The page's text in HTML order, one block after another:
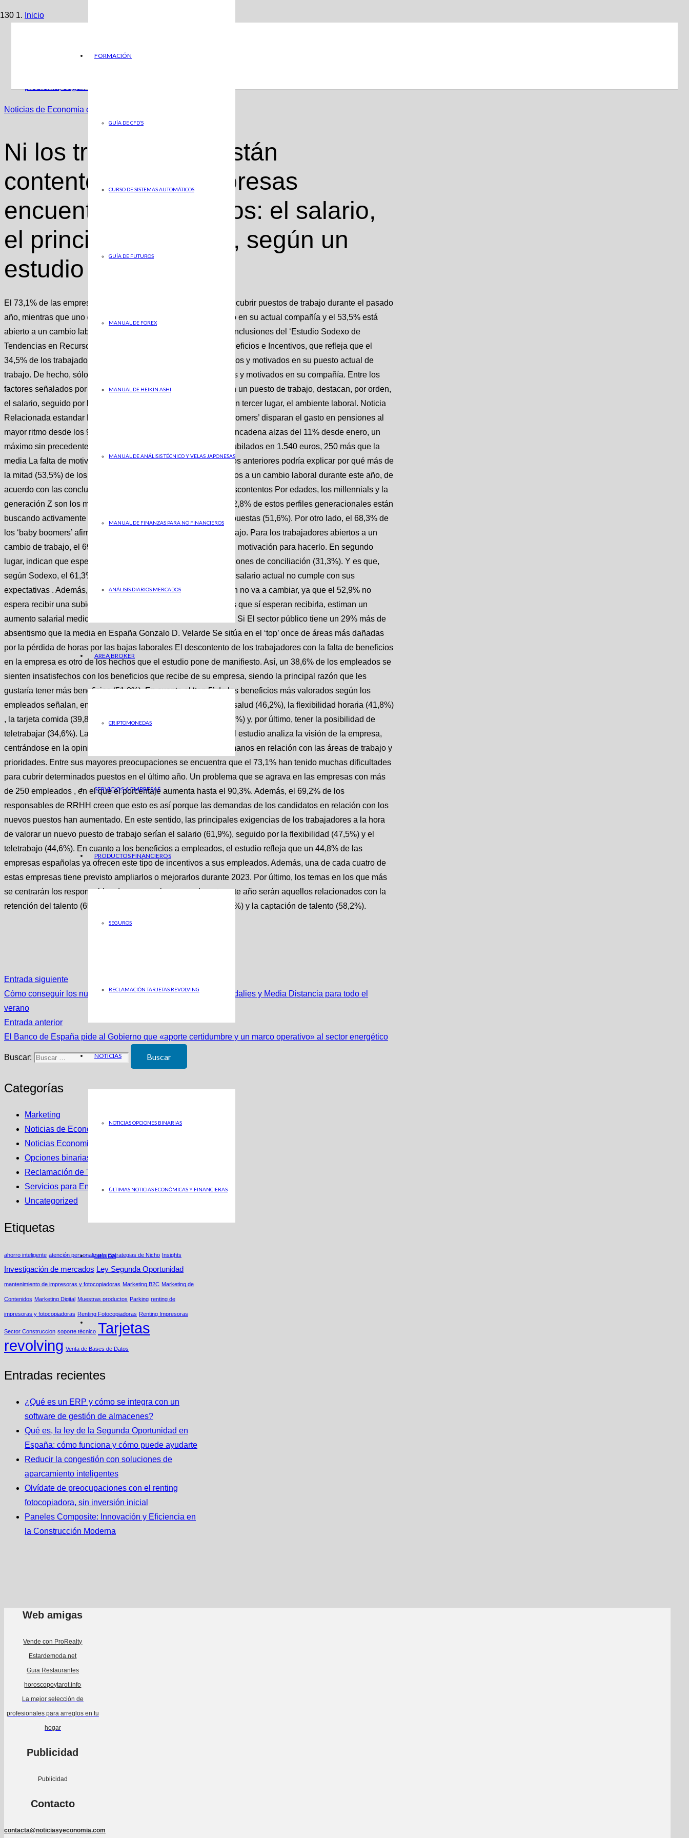
FORMACIÓN
GUÍA DE CFD’S
CURSO DE SISTEMAS AUTOMÁTICOS
GUÍA DE FUTUROS
MANUAL DE FOREX
MANUAL DE HEIKIN ASHI
MANUAL DE ANÁLISIS TÉCNICO Y VELAS JAPONESAS
MANUAL DE FINANZAS PARA NO FINANCIEROS
ANÁLISIS DIARIOS MERCADOS
AREA BROKER
CRIPTOMONEDAS
SERVICIOS A EMPRESAS
PRODUCTOS FINANCIEROS
SEGUROS
RECLAMACIÓN TARJETAS REVOLVING
NOTICIAS
NOTICIAS OPCIONES BINARIAS
ÚLTIMAS NOTICIAS ECONÓMICAS Y FINANCIERAS
TIENDA
Inicio
Noticias de Economia en ABC
Ni los trabajadores están
contentos, ni las empresas
encuentran empleados: el salario,
el principal problema, según un
estudio
El 73,1% de las empresas en España tuvieron dificultades para cubrir puestos de trabajo durante el pasado
año, mientras que uno de cada tres empleados no está contento en su actual compañía y el 53,5% está
abierto a un cambio laboral en este 2023. Estas son algunas conclusiones del ‘Estudio Sodexo de
Tendencias en Recursos Humanos’, elaborado por Sodexo Beneficios e Incentivos, que refleja que el
34,5% de los trabajadores afirman sentirse poco o nada valorados y motivados en su puesto actual de
trabajo. De hecho, sólo el 16% aseguran sentirse muy valorados y motivados en su compañía. Entre los
factores señalados por los trabajadores para sentirse a gusto en un puesto de trabajo, destacan, por orden,
el salario, seguido por la valoración del trabajo que realizan y, en tercer lugar, el ambiente laboral. Noticia
Relacionada estandar No La subida del 8,5% y los primeros ‘boomers’ disparan el gasto en pensiones al
mayor ritmo desde los 90 Susana Alcelay La nómina mensual encadena alzas del 11% desde enero, un
máximo sin precedentes que deja la prestación de los nuevos jubilados en 1.540 euros, 250 más que la
media La falta de motivación y compromiso que reflejan los datos anteriores podría explicar por qué más de
la mitad (53,5%) de los empleados españoles dicen estar abiertos a un cambio laboral durante este año, de
acuerdo con las conclusiones del estudio. Los jóvenes, más descontentos Por edades, los millennials y la
generación Z son los más dispuestos a realizar un cambio: el 62,8% de estos perfiles generacionales están
buscando activamente (11,2%) o están abiertos a escuchar propuestas (51,6%). Por otro lado, el 68,3% de
los ‘baby boomers’ afirman no querer cambiar de puesto de trabajo. Para los trabajadores abiertos a un
cambio de trabajo, el 69,8% señala que el salario es la principal motivación para hacerlo. En segundo
lugar, indican que esperan obtener una mayor flexibilidad y opciones de conciliación (31,3%). Y es que,
según Sodexo, el 61,3% de los trabajadores consideran que su salario actual no cumple con sus
expectativas . Además, más de la mitad creen que esta situación no va a cambiar, ya que el 52,9% no
espera recibir una subida salarial durante el año 2023. Entre los que sí esperan recibirla, estiman un
aumento salarial medio del 6,4%. Noticia Relacionada estandar Si El sector público tiene un 29% más de
absentismo que la media en España Gonzalo D. Velarde Se sitúa en el ‘top’ once de áreas más dañadas
por la pérdida de horas por las bajas laborales El descontento de los trabajadores con la falta de beneficios
en la empresa es otro de los hechos que el estudio pone de manifiesto. Así, un 38,6% de los empleados se
sienten insatisfechos con los beneficios que recibe de su empresa, siendo la principal razón que les
gustaría tener más beneficios (51,2%). En cuanto al ‘top 5’ de los beneficios más valorados según los
empleados señalan, en primer lugar, disponer de un seguro de salud (46,2%), la flexibilidad horaria (41,8%)
, la tarjeta comida (39,8%), un aporte al plan de pensiones (34,6%) y, por último, tener la posibilidad de
teletrabajar (34,6%). La visión de las empresas Por otra parte, el estudio analiza la visión de la empresa,
centrándose en la opinión de los responsables de recursos humanos en relación con las áreas de trabajo y
prioridades. Entre sus mayores preocupaciones se encuentra que el 73,1% han tenido muchas dificultades
para cubrir determinados puestos en el último año. Un problema que se agrava en las empresas con más
de 250 empleados , en el que el porcentaje aumenta hasta el 90,3%. Además, el 69,2% de los
responsables de RRHH creen que esto es así porque las demandas de los candidatos en relación con los
nuevos puestos han aumentado. En este sentido, las principales exigencias de los trabajadores a la hora
de valorar un nuevo puesto de trabajo serían el salario (61,9%), seguido por la flexibilidad (47,5%) y el
teletrabajo (44,6%). En cuanto a los beneficios a empleados, el estudio refleja que un 44,8% de las
empresas españolas ya ofrecen este tipo de incentivos a sus empleados. Además, una de cada cuatro de
estas empresas tiene previsto ampliarlos o mejorarlos durante 2023. Por último, los temas en los que más
se centrarán los responsables de recursos humanos durante este año serán aquellos relacionados con la
retención del talento (65,7%), los programas de formación (63,7%) y la captación de talento (58,2%).
Entrada siguiente
Cómo conseguir los nuevos abonos gratuitos de Cercanías, Rodalies y Media Distancia para todo el
verano
Entrada anterior
El Banco de España pide al Gobierno que «aporte certidumbre y un marco operativo» al sector energético
Buscar:
Categorías
Marketing
Noticias de Economia en ABC
Noticias Economicas
Opciones binarias
Reclamación de Tarjetas Revolving
Servicios para Empresas
Uncategorized
Etiquetas
ahorro inteligente atención personalizada Estrategias de Nicho Insights
Investigación de mercados Ley Segunda Oportunidad
mantenimiento de impresoras y fotocopiadoras Marketing B2C Marketing de
Contenidos Marketing Digital Muestras productos Parking renting de
impresoras y fotocopiadoras Renting Fotocopiadoras Renting Impresoras
Sector Construccion soporte técnico Tarjetas
revolving Venta de Bases de Datos
Entradas recientes
¿Qué es un ERP y cómo se integra con un
software de gestión de almacenes?
Qué es, la ley de la Segunda Oportunidad en
España: cómo funciona y cómo puede ayudarte
Reducir la congestión con soluciones de
aparcamiento inteligentes
Olvídate de preocupaciones con el renting
fotocopiadora, sin inversión inicial
Paneles Composite: Innovación y Eficiencia en
la Construcción Moderna
Web amigas
Vende con ProRealty
Estardemoda.net
Guia Restaurantes
horoscopoytarot.info
La mejor selección de
profesionales para arreglos en tu
hogar
Publicidad
Publicidad
Contacto
contacta@noticiasyeconomia.com